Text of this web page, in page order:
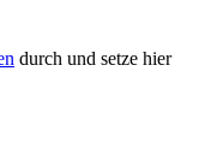
durch und setze hier